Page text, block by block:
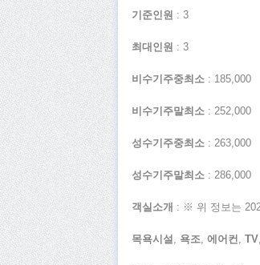
기준인원 : 3
최대인원 : 3
비수기주중최소 : 185,000
비수기주말최소 : 252,000
성수기주중최소 : 263,000
성수기주말최소 : 286,000
객실소개 : ※ 위 정보는
목욕시설 , 욕조, 에어컨, TV,